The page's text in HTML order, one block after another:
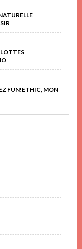
FUN!ETHIC, MON